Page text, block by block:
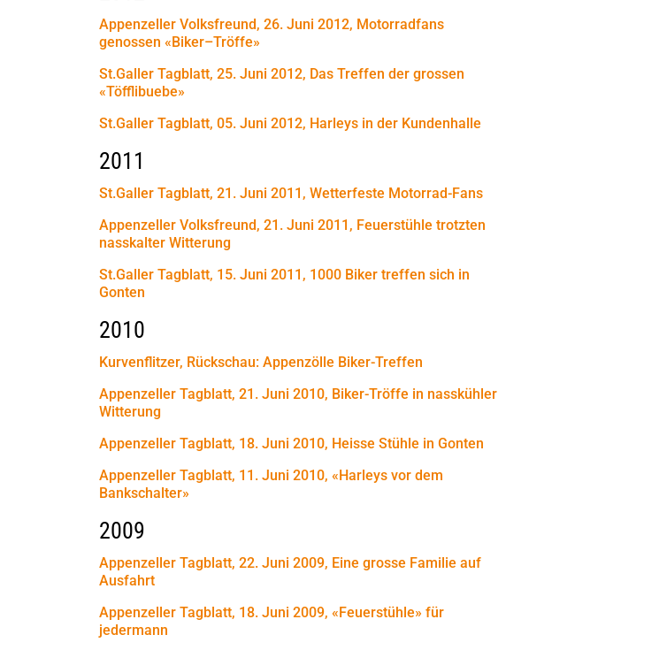
Appenzeller Volksfreund, 26. Juni 2012, Motorradfans
genossen «Biker–Tröffe»
St.Galler Tagblatt, 25. Juni 2012, Das Treffen der grossen
«Töfflibuebe»
St.Galler Tagblatt, 05. Juni 2012, Harleys in der Kundenhalle
2011
St.Galler Tagblatt, 21. Juni 2011, Wetterfeste Motorrad-Fans
Appenzeller Volksfreund, 21. Juni 2011, Feuerstühle trotzten
nasskalter Witterung
St.Galler Tagblatt, 15. Juni 2011, 1000 Biker treffen sich in
Gonten
2010
Kurvenflitzer, Rückschau: Appenzölle Biker-Treffen
Appenzeller Tagblatt, 21. Juni 2010, Biker-Tröffe in nasskühler
Witterung
Appenzeller Tagblatt, 18. Juni 2010, Heisse Stühle in Gonten
Appenzeller Tagblatt, 11. Juni 2010, «Harleys vor dem
Bankschalter»
2009
Appenzeller Tagblatt, 22. Juni 2009, Eine grosse Familie auf
Ausfahrt
Appenzeller Tagblatt, 18. Juni 2009, «Feuerstühle» für
jedermann